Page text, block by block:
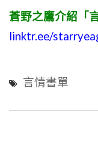
蒼野之鷹介紹「
linktr.ee/
言情書單